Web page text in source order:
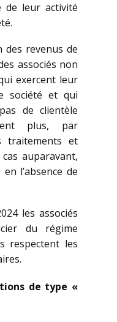
de leur activité
des revenus de
associés non
exercent leur
société et qui
de clientèle
plus, par
traitements et
auparavant,
l’absence de
les associés
du régime
respectent les
de type «